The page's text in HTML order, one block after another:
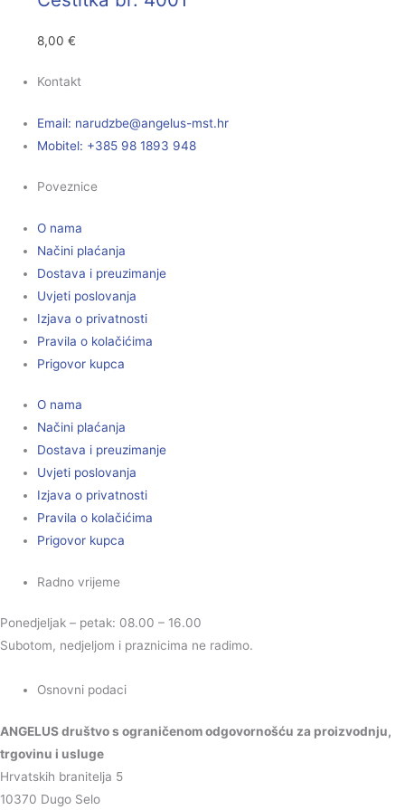
8,00€
Kontakt
Email: rh.tsm-sulegna
@ebzduran
Mobitel: +385 98 1893 948
Poveznice
O nama
Načini plaćanja
Dostava i preuzimanje
Uvjeti poslovanja
Izjava o privatnosti
Pravila o kolačićima
Prigovor kupca
O nama
Načini plaćanja
Dostava i preuzimanje
Uvjeti poslovanja
Izjava o privatnosti
Pravila o kolačićima
Prigovor kupca
Radno vrijeme
Ponedjeljak – petak: 08.00 – 16.00
Subotom, nedjeljom i praznicima ne radimo.
Osnovni podaci
ANGELUS društvo s ograničenom odgovornošću za proizvodnju,
trgovinu i usluge
Hrvatskih branitelja 5
10370 Dugo Selo